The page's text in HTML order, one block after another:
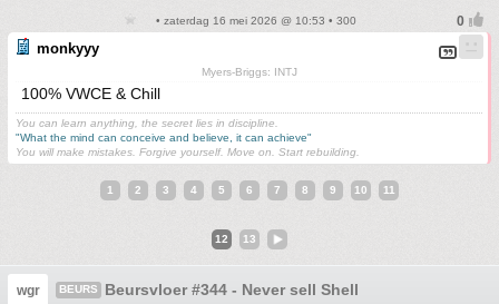
• zaterdag 16 mei 2026 @ 10:53 • 300
monkyyy
Myers-Briggs: INTJ
100% VWCE & Chill
You can learn anything, the secret lies in discipline.
"What the mind can conceive and believe, it can achieve"
You will make mistakes. Forgive yourself. Move on. Start rebuilding.
1 2 3 4 5 6 7 8 9 10 11
12 13
wgr BEURS Beursvloer #344 - Never sell Shell